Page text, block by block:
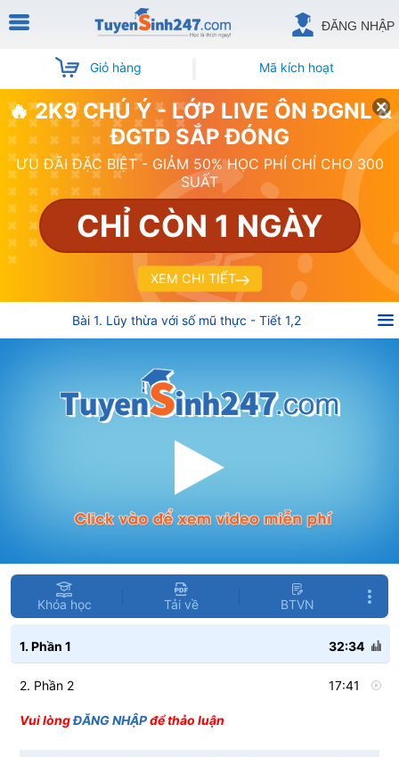
ĐĂNG NHẬP
Giỏ hàng Mã kích hoạt
🔥 2K9 CHÚ Ý - LỚP LIVE ÔN ĐGNL &
ĐGTD SẮP ĐÓNG
ƯU ĐÃI ĐẶC BIỆT - GIẢM 50% HỌC PHÍ CHỈ CHO 300
SUẤT
CHỈ CÒN 1 NGÀY
XEM CHI TIẾT
Bài 1. Lũy thừa với số mũ thực - Tiết 1,2
Khóa học Tải về BTVN
1. Phần 1 32:34
2. Phần 2 17:41
Vui lòngĐĂNG NHẬPđể thảo luận